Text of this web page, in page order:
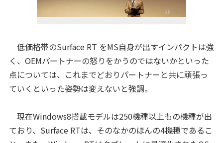
低価格帯のSurface RT をMS自身が出すインパクトは強
く、OEMパートナーの怒りをかうのではないかといった
点については、これまでどおりパートナーと共に頑張っ
ていくといった姿勢は変えないと強調。
現在Windows8搭載モデルは250機種以上もの機種が出
ており、Surface RTは、そのなかのほんの4機種であるこ